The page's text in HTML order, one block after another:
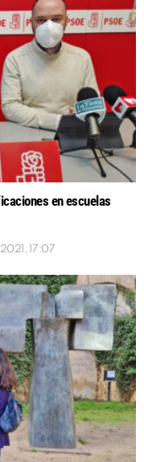
en escuelas
17:07